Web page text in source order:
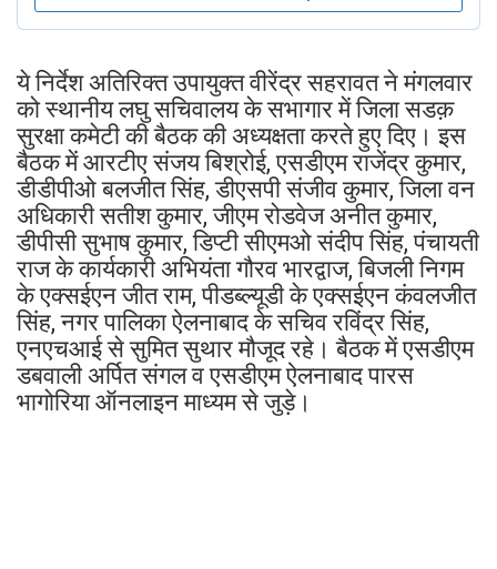
ये निर्देश अतिरिक्त उपायुक्त वीरेंद्र सहरावत ने मंगलवार
को स्थानीय लघु सचिवालय के सभागार में जिला सडक़
सुरक्षा कमेटी की बैठक की अध्यक्षता करते हुए दिए। इस
बैठक में आरटीए संजय बिश्रोई, एसडीएम राजेंद्र कुमार,
डीडीपीओ बलजीत सिंह, डीएसपी संजीव कुमार, जिला वन
अधिकारी सतीश कुमार, जीएम रोडवेज अनीत कुमार,
डीपीसी सुभाष कुमार, डिप्टी सीएमओ संदीप सिंह, पंचायती
राज के कार्यकारी अभियंता गौरव भारद्वाज, बिजली निगम
के एक्सईएन जीत राम, पीडब्ल्यूडी के एक्सईएन कंवलजीत
सिंह, नगर पालिका ऐलनाबाद के सचिव रविंद्र सिंह,
एनएचआई से सुमित सुथार मौजूद रहे। बैठक में एसडीएम
डबवाली अर्पित संगल व एसडीएम ऐलनाबाद पारस
भागोरिया ऑनलाइन माध्यम से जुड़े।